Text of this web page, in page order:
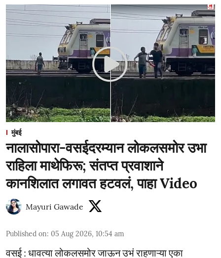
मुंबई
नालासोपारा-वसईदरम्यान लोकलसमोर उभा
राहिला माथेफिरू; संतप्त प्रवाशाने
कानशिलात लगावत हटवलं, पाहा Video
Mayuri Gawade
Published on: 05 Aug 2026, 10:54 am
वसई : धावत्या लोकलसमोर जाऊन उभं राहणाऱ्या एका